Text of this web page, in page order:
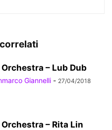
– Lub Dub
Giannelli - 27/04/2018
– Rita Lin